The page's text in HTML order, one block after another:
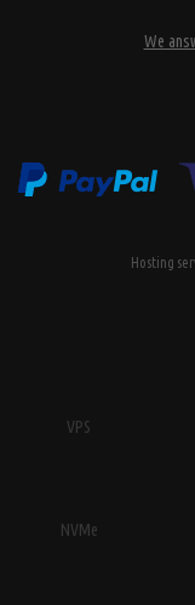
We
Hosting
VPS
NVMe